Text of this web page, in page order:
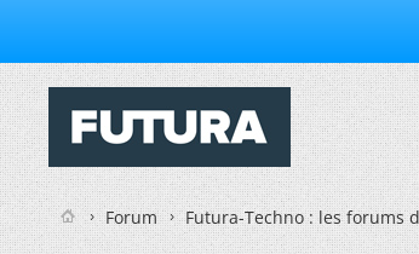
Forum Futura-Techno : les forums